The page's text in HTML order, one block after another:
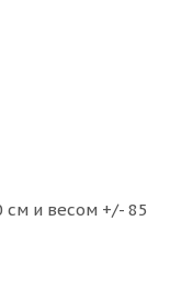
и весом +/- 85